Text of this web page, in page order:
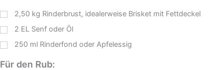
2,50 kg Rinderbrust, idealerweise Brisket mit Fettdeckel
2 EL Senf oder Öl
250 ml Rinderfond oder Apfelessig
Für den Rub: